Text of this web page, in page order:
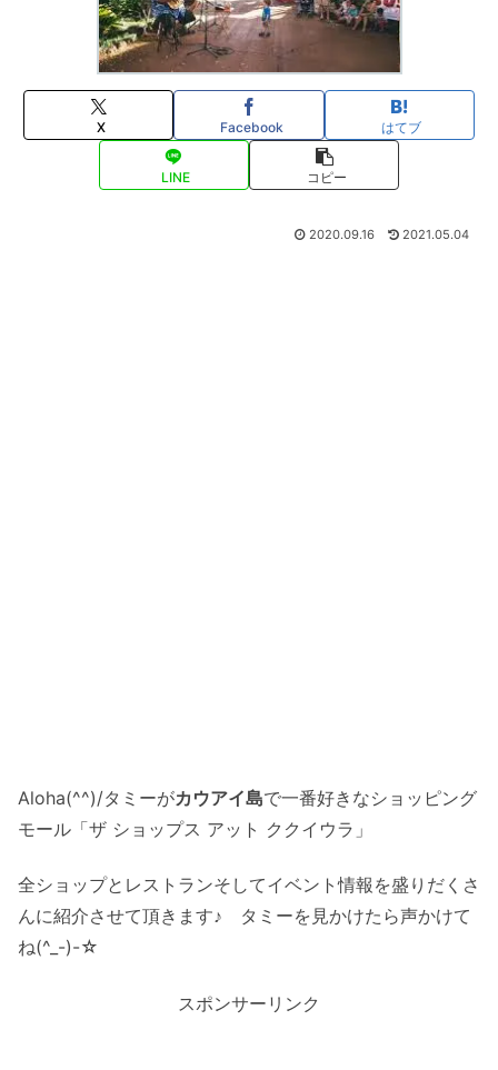
X Facebook はてブ
LINE コピー
2020.09.16 2021.05.04
Aloha(^^)/タミーがカウアイ島で一番好きなショッピング
モール「ザ ショップス アット ククイウラ」
全ショップとレストランそしてイベント情報を盛りだくさ
んに紹介させて頂きます♪ タミーを見かけたら声かけて
ね(^_-)-☆
スポンサーリンク